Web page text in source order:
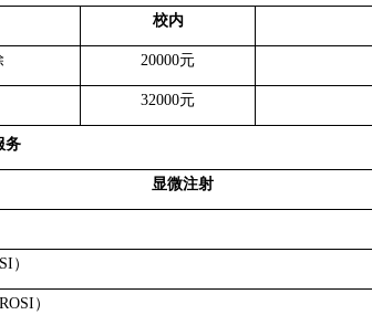
校内
20000元
32000元
务
显微注射
）
ROSI ）